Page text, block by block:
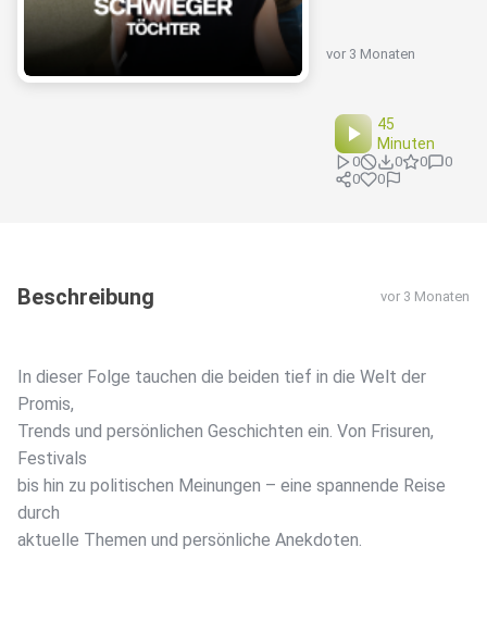
vor 3 Monaten
45
Minuten
0 0 0
0
0
0
Beschreibung vor 3 Monaten
In dieser Folge tauchen die beiden tief in die Welt der
Promis,
Trends und persönlichen Geschichten ein. Von Frisuren,
Festivals
bis hin zu politischen Meinungen – eine spannende Reise
durch
aktuelle Themen und persönliche Anekdoten.